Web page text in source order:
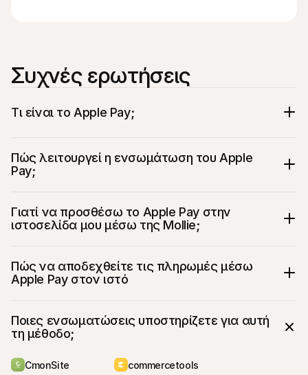
Συχνές ερωτήσεις
Τι είναι το Apple Pay;
Πώς λειτουργεί η ενσωμάτωση του Apple
Pay;
Γιατί να προσθέσω το Apple Pay στην
ιστοσελίδα μου μέσω της Mollie;
σε περισσότερες από 35 χώρες
Γρήγορη, ασφαλής και απλή πληρωμή για
Υποχρεωτικής Επαλήθευσης Πελάτη
(SCA) που απαιτούνται σύμφωνα με την
Καμία επιπλέον χρέωση (εκτός από την
Πώς να αποδεχθείτε τις πληρωμές μέσω
Apple Pay στον ιστό
Ποιες ενσωματώσεις υποστηρίζετε για αυτή
τη μέθοδο;
CmonSite commercetools